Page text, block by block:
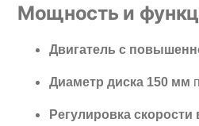
Мощность и
Двигатель с
Диаметр диска 150 мм
Регулировка